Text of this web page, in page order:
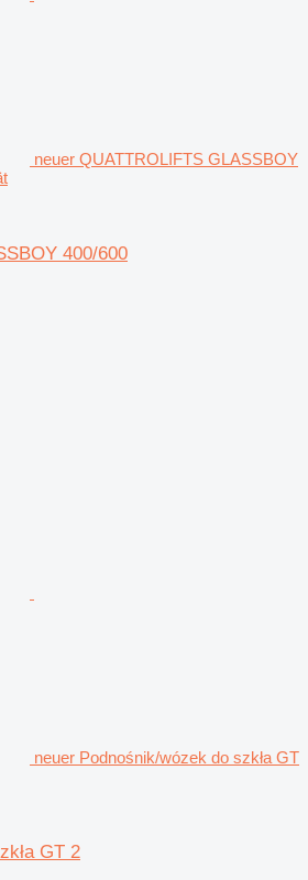
neuer QUATTROLIFTS GLASSBOY
400/600
neuer Podnośnik/wózek do szkła GT
GT 2